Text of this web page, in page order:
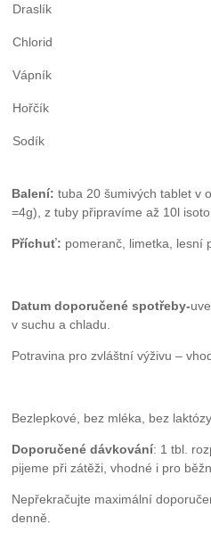
Draslík
Chlorid
Vápník
Hořčík
Sodík
Balení:tuba 20 šumivých tablet v
=4g), z tuby připravíme až 10l
Příchuť: pomeranč, limetka, lesní
Datum doporučené spotřeby-
v suchu a chladu.
Potravina pro zvláštní výživu –
Bezlepkové, bez mléka, bez
Doporučené dávkování: 1 tbl.
pijeme při zátěži, vhodné i pro
Nepřekračujte maximální
denně.